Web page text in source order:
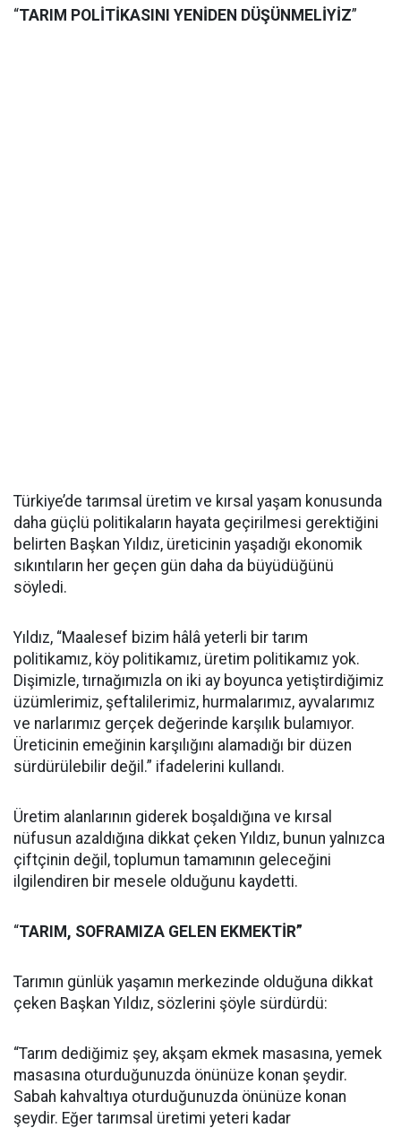
“TARIM POLİTİKASINI YENİDEN DÜŞÜNMELİYİZ”
Türkiye’de tarımsal üretim ve kırsal yaşam konusunda
daha güçlü politikaların hayata geçirilmesi gerektiğini
belirten Başkan Yıldız, üreticinin yaşadığı ekonomik
sıkıntıların her geçen gün daha da büyüdüğünü
söyledi.
Yıldız, “Maalesef bizim hâlâ yeterli bir tarım
politikamız, köy politikamız, üretim politikamız yok.
Dişimizle, tırnağımızla on iki ay boyunca yetiştirdiğimiz
üzümlerimiz, şeftalilerimiz, hurmalarımız, ayvalarımız
ve narlarımız gerçek değerinde karşılık bulamıyor.
Üreticinin emeğinin karşılığını alamadığı bir düzen
sürdürülebilir değil.” ifadelerini kullandı.
Üretim alanlarının giderek boşaldığına ve kırsal
nüfusun azaldığına dikkat çeken Yıldız, bunun yalnızca
çiftçinin değil, toplumun tamamının geleceğini
ilgilendiren bir mesele olduğunu kaydetti.
“TARIM, SOFRAMIZA GELEN EKMEKTİR”
Tarımın günlük yaşamın merkezinde olduğuna dikkat
çeken Başkan Yıldız, sözlerini şöyle sürdürdü:
“Tarım dediğimiz şey, akşam ekmek masasına, yemek
masasına oturduğunuzda önünüze konan şeydir.
Sabah kahvaltıya oturduğunuzda önünüze konan
şeydir. Eğer tarımsal üretimi yeteri kadar